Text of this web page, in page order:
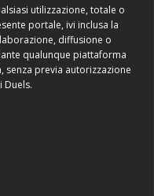
utilizzazione, totale o
portale, ivi inclusa la
diffusione o
qualunque piattaforma
previa autorizzazione
Duels.